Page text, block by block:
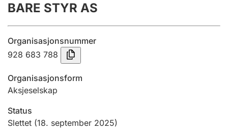
Innsending og forsinkelsesgebyr
Tinglysing
Jeger
BARE STYR AS
Organisasjonsnummer
928 683 788
Organisasjonsform
Aksjeselskap
Status
Slettet (18. september 2025)